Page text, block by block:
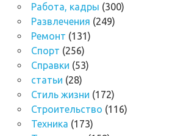
Работа, кадры (300)
Развлечения (249)
Ремонт (131)
Спорт (256)
Справки (53)
статьи (28)
Стиль жизни (172)
Строительство (116)
Техника (173)